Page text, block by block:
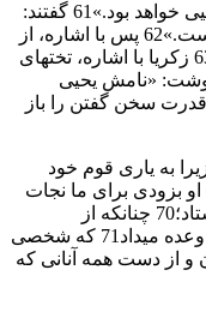
60 اما اليزابت نپذيرفت و گفت: «نام او يحيی خواهد بود.»61 گفتند:
«اما در خانواده تو، كسی به اين نام نبوده است.»62 پس با اشاره، از
پدر نوزاد پرسيدند كه نام او را چه بگذارند.63 زكريا با اشاره، تختهای
«نامش يحيی
و قدرت سخن گفتن را باز
به ياری قوم خود
شتافته و ايشان را رهايی بخشيده است.69 او بزودی برای ما نجات
دهندهای قدرتمند از نسل داوود خواهد فرستاد؛70 چنانكه از
گذشتههای دور، از زبان انبيای مقدس خود وعده میداد71 كه شخصی
و از دست همه آنانی كه